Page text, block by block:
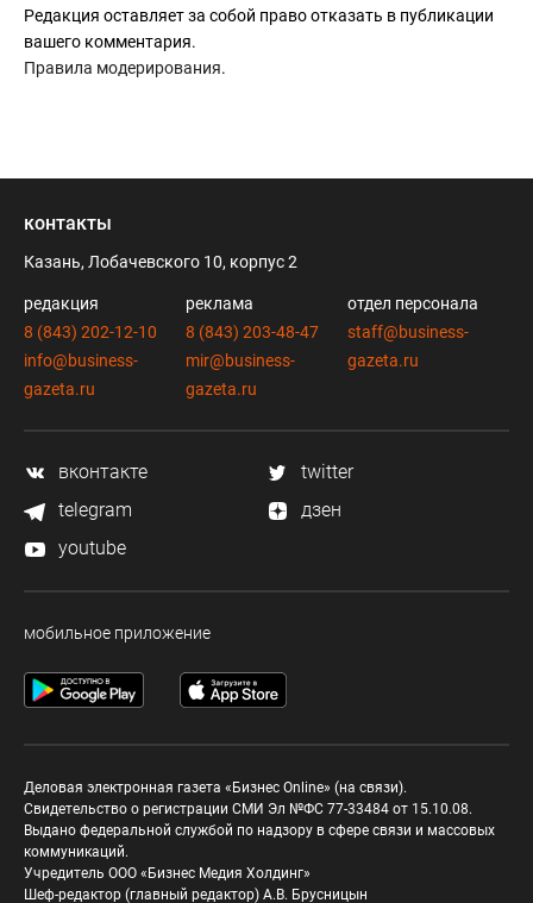
Редакция оставляет за собой право отказать в публикации
вашего комментария.
Правила модерирования.
контакты
Казань, Лобачевского 10, корпус 2
редакция
8 (843) 202-12-10
info@business-
gazeta.ru
реклама
8 (843) 203-48-47
mir@business-
gazeta.ru
отдел персонала
staff@business-
gazeta.ru
вконтакте
twitter
telegram
дзен
youtube
мобильное приложение
Деловая электронная газета «Бизнес Online» (на связи).
Свидетельство о регистрации СМИ Эл №ФС 77-33484 от 15.10.08.
Выдано федеральной службой по надзору в сфере связи и массовых
коммуникаций.
Учредитель ООО «Бизнес Медия Холдинг»
Шеф-редактор (главный редактор) А.В. Брусницын